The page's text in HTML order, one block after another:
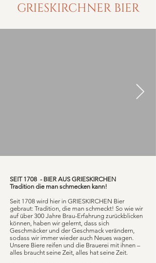
GRIESKIRCHNER BIER
DETAILS
DETAILS
DETAILS
DETAILS
DETAILS
DETAILS
DETAILS
DETAILS
DETAILS
DETAILS
DETAILS
DETAILS
DETAILS
DETAILS
DETAILS
DETAILS
DETAILS
DETAILS
DETAILS
DETAILS
DETAILS
DETAILS
DETAILS
DETAILS
DETAILS
DETAILS
DETAILS
DETAILS
DETAILS
DETAILS
DETAILS
DETAILS
SEIT 1708 - BIER AUS GRIESKIRCHEN
Tradition die man schmecken kann!
Seit 1708 wird hier in GRIESKIRCHEN Bier
gebraut: Tradition, die man schmeckt! So wie wir
auf über 300 Jahre Brau-Erfahrung zurückblicken
können, haben wir gelernt, dass sich
Geschmäcker und der Geschmack verändern,
sodass wir immer wieder auch Neues wagen.
Unsere Biere reifen und die Brauerei mit ihnen –
alles braucht seine Zeit, alles hat seine Zeit.